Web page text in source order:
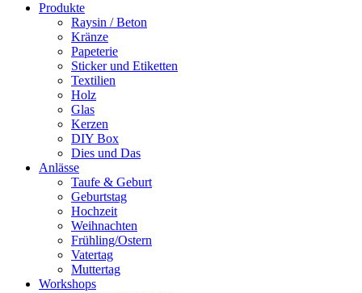
Produkte
Raysin / Beton
Kränze
Papeterie
Sticker und Etiketten
Textilien
Holz
Glas
Kerzen
DIY Box
Dies und Das
Anlässe
Taufe & Geburt
Geburtstag
Hochzeit
Weihnachten
Frühling/Ostern
Vatertag
Muttertag
Workshops